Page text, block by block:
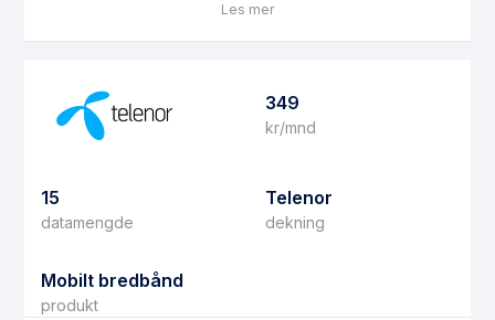
Les mer
349
kr/mnd
15
datamengde
Telenor
dekning
Mobilt bredbånd
produkt